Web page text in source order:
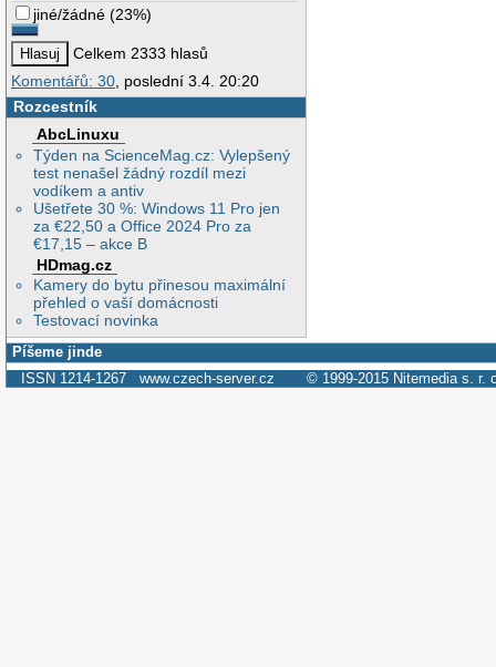
jiné/žádné (23%)
Celkem 2333 hlasů
Komentářů: 30, poslední 3.4. 20:20
Rozcestník
AbcLinuxu
Týden na ScienceMag.cz: Vylepšený
test nenašel žádný rozdíl mezi
vodíkem a antiv
Ušetřete 30 %: Windows 11 Pro jen
za €22,50 a Office 2024 Pro za
€17,15 – akce B
HDmag.cz
Kamery do bytu přinesou maximální
přehled o vaší domácnosti
Testovací novinka
Píšeme jinde
ISSN 1214-1267 www.czech-server.cz © 1999-2015 Nitemedia s. r.